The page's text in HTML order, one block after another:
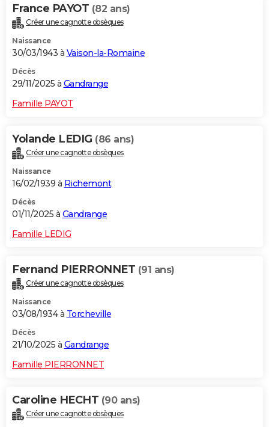
France PAYOT (82 ans)
Créer une cagnotte obsèques
Naissance
30/03/1943 à Vaison-la-Romaine
Décès
29/11/2025 à Gandrange
Famille PAYOT
Yolande LEDIG (86 ans)
Créer une cagnotte obsèques
Naissance
16/02/1939 à Richemont
Décès
01/11/2025 à Gandrange
Famille LEDIG
Fernand PIERRONNET (91 ans)
Créer une cagnotte obsèques
Naissance
03/08/1934 à Torcheville
Décès
21/10/2025 à Gandrange
Famille PIERRONNET
Caroline HECHT (90 ans)
Créer une cagnotte obsèques